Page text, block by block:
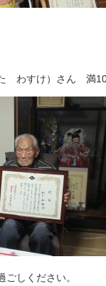
わすけ）さん 満
ごしください。